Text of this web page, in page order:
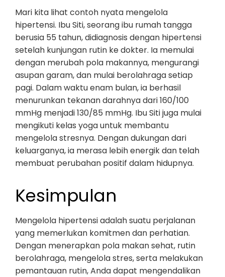
Mari kita lihat contoh nyata mengelola
hipertensi. Ibu Siti, seorang ibu rumah tangga
berusia 55 tahun, didiagnosis dengan hipertensi
setelah kunjungan rutin ke dokter. Ia memulai
dengan merubah pola makannya, mengurangi
asupan garam, dan mulai berolahraga setiap
pagi. Dalam waktu enam bulan, ia berhasil
menurunkan tekanan darahnya dari 160/100
mmHg menjadi 130/85 mmHg. Ibu Siti juga mulai
mengikuti kelas yoga untuk membantu
mengelola stresnya. Dengan dukungan dari
keluarganya, ia merasa lebih energik dan telah
membuat perubahan positif dalam hidupnya.
Kesimpulan
Mengelola hipertensi adalah suatu perjalanan
yang memerlukan komitmen dan perhatian.
Dengan menerapkan pola makan sehat, rutin
berolahraga, mengelola stres, serta melakukan
pemantauan rutin, Anda dapat mengendalikan